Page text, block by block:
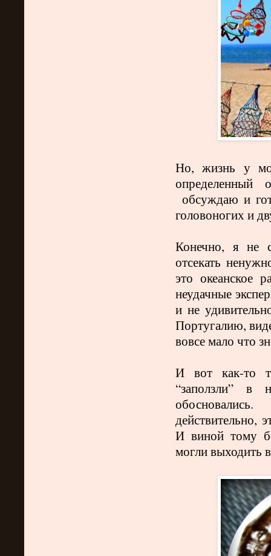
Но, жизнь у
обсуждаю и
головоногих и
Конечно, я не
отсекать
это океанское
неудачные
и не
Португалию,
вовсе мало что
И вот как-то
“заползли”
действительно,
И виной тому
могли выходить